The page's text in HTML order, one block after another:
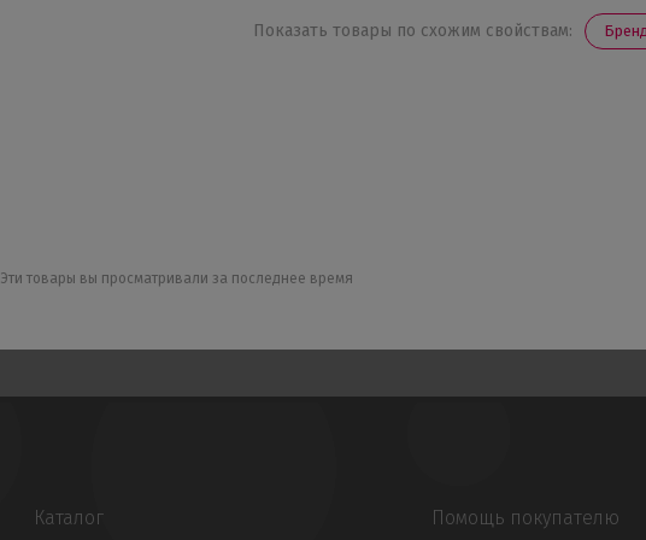
Показать товары по схожим свойствам:
Эти товары вы просматривали за последнее время
Каталог Помощь покупателю